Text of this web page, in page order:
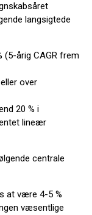
langsigtede
årig CAGR frem
over
20 % i
lineær
centrale
at være 4-5 %
væsentlige